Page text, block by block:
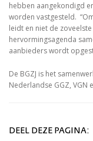
hebben aangekondigd
worden vastgesteld.
leidt en niet de
hervormingsagenda
aanbieders wordt
De BGZJ is het
Nederlandse GGZ, VGN
DEEL DEZE PAGINA: